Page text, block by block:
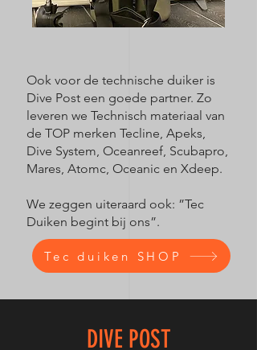
Ook voor de technische duiker is
Dive Post een goede partner. Zo
leveren we Technisch materiaal van
de TOP merken Tecline, Apeks,
Dive System, Oceanreef, Scubapro,
Mares, Atomc, Oceanic en Xdeep.
We zeggen uiteraard ook: ”Tec
Duiken begint bij ons”.
Tec duiken SHOP
DIVE POST